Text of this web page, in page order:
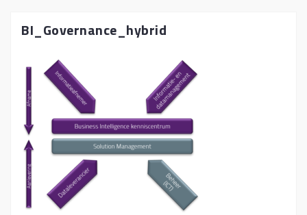
BI_Governance_hybrid